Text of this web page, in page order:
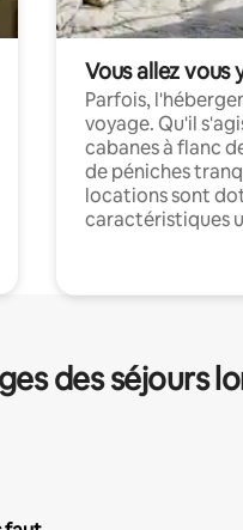
Vous allez vous
Parfois,
voyage. Qu'il
cabanes à flanc
de péniches
locations sont
caractéristiques
des séjours